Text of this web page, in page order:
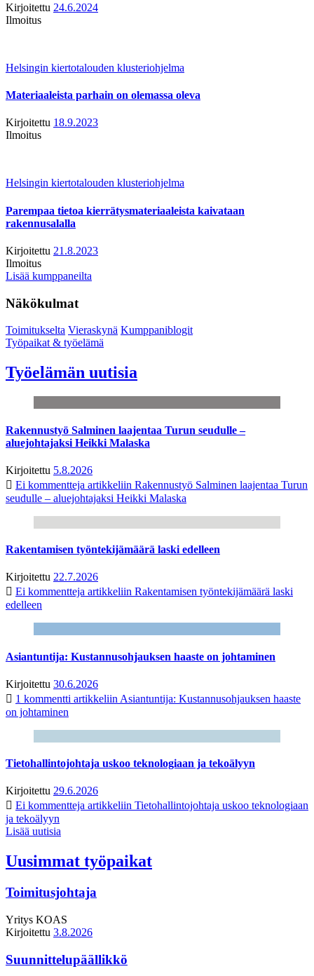
Kirjoitettu 24.6.2024
Ilmoitus
Helsingin kiertotalouden klusteriohjelma
Materiaaleista parhain on olemassa oleva
Kirjoitettu 18.9.2023
Ilmoitus
Helsingin kiertotalouden klusteriohjelma
Parempaa tietoa kierrätysmateriaaleista kaivataan
rakennusalalla
Kirjoitettu 21.8.2023
Ilmoitus
Lisää kumppaneilta
Näkökulmat
Toimitukselta Vieraskynä Kumppaniblogit
Työpaikat & työelämä
Työelämän uutisia
Rakennustyö Salminen laajentaa Turun seudulle –
aluejohtajaksi Heikki Malaska
Kirjoitettu 5.8.2026
Ei kommentteja artikkeliin Rakennustyö Salminen laajentaa Turun
seudulle – aluejohtajaksi Heikki Malaska
Rakentamisen työntekijämäärä laski edelleen
Kirjoitettu 22.7.2026
Ei kommentteja artikkeliin Rakentamisen työntekijämäärä laski
edelleen
Asiantuntija: Kustannusohjauksen haaste on johtaminen
Kirjoitettu 30.6.2026
1 kommentti artikkeliin Asiantuntija: Kustannusohjauksen haaste
on johtaminen
Tietohallintojohtaja uskoo teknologiaan ja tekoälyyn
Kirjoitettu 29.6.2026
Ei kommentteja artikkeliin Tietohallintojohtaja uskoo teknologiaan
ja tekoälyyn
Lisää uutisia
Uusimmat työpaikat
Toimitusjohtaja
Yritys KOAS
Kirjoitettu 3.8.2026
Suunnittelupäällikkö